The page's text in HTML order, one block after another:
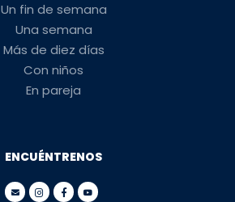
Un fin de semana
Una semana
Más de diez días
Con niños
En pareja
ENCUÉNTRENOS